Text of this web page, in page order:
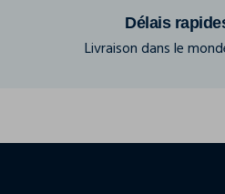
Délais
Livraison dans le